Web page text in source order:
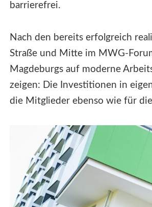
barrierefrei.
Nach den bereits erfolgreich
Straße und Mitte im MWG-
Magdeburgs auf moderne
zeigen: Die Investitionen in
die Mitglieder ebenso wie für